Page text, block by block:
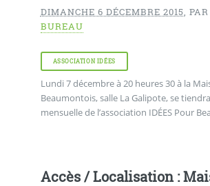
DIMANCHE 6 DÉCEMBRE 2015, PAR
BUREAU
ASSOCIATION IDÉES
Lundi 7 décembre à 20 heures 30 à la
Beaumontois, salle La Galipote, se
mensuelle de l’association IDÉES Pour
Accès / Localisation :